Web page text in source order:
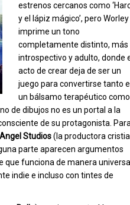
estrenos cercanos como
y el lápiz mágico’, pero Worley
imprime un tono
completamente distinto, más
introspectivo y adulto, donde
acto de crear deja de ser un
juego para convertirse tanto
un bálsamo terapéutico como
de dibujos no es un portal a la
de su protagonista.
Angel Studios(la productora
parte aparecen argumentos
que funciona de manera
indie e incluso con tintes de